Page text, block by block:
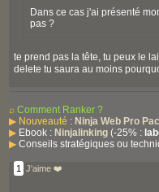
Dans ce cas j'ai présenté
pas ?
te prend pas la tête, tu peux le
delete tu saura au moins
⌕ Comment Ranker ?
▶ Nouveauté : Ninja Web Pro
▶ Ebook : Ninjalinking (-25% :
▶ Conseils stratégiques ou
1 J'aime ❤️